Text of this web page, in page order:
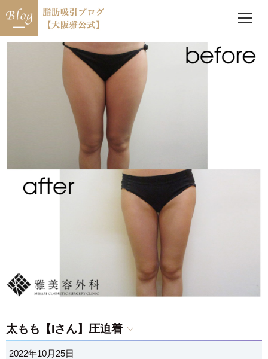
太もも【Iさん】圧迫着
2022年10月25日